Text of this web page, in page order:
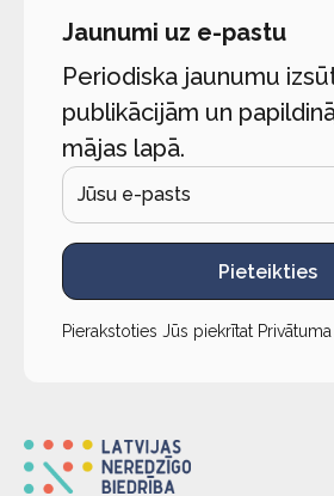
Jaunumi uz e-pastu
Periodiska jaunumu
publikācijām un
mājas lapā.
Pieteikties
Pierakstoties Jūs piekrītat